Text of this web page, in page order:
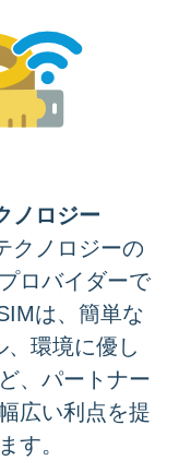
ノロジー
クノロジーの
ロバイダーで
は、簡単な
、環境に優し
、パートナー
広い利点を提
す。